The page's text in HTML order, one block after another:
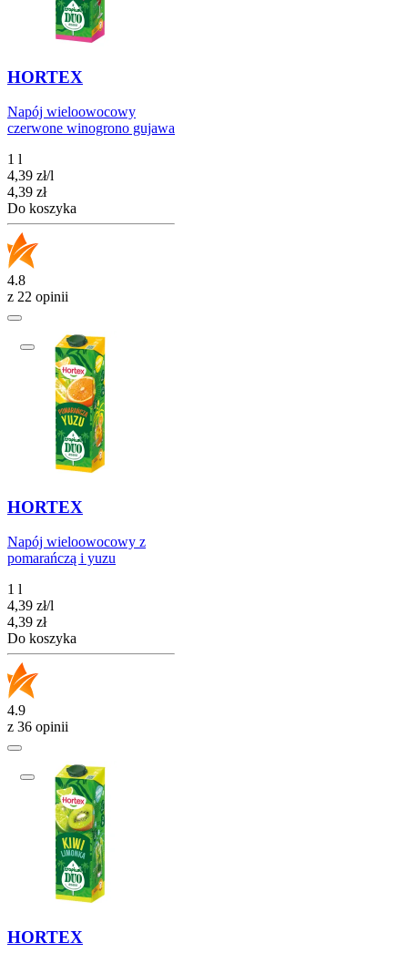
HORTEX
Napój wieloowocowy
czerwone winogrono gujawa
1 l
4,39 zł/l
Cena
4,39 zł
Do koszyka
4.8
z 22 opinii
HORTEX
Napój wieloowocowy z
pomarańczą i yuzu
1 l
4,39 zł/l
Cena
4,39 zł
Do koszyka
4.9
z 36 opinii
HORTEX